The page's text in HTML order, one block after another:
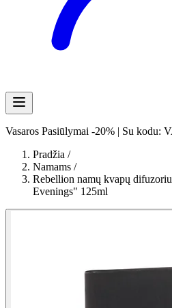
Vasaros Pasiūlymai -20% | Su kodu:
Pradžia /
Namams /
Rebellion namų kvapų
Evenings" 125ml